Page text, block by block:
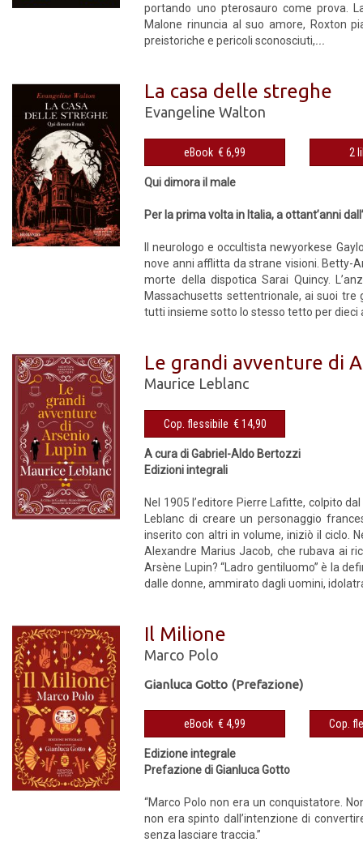
portando uno pterosauro come prova.
Malone rinuncia al suo amore, Roxton
preistoriche e pericoli sconosciuti,...
La casa delle streghe
Evangeline Walton
eBook € 6,99 2
Qui dimora il male
Per la prima volta in Italia, a ottant’anni
Il neurologo e occultista newyorkese
nove anni afflitta da strane visioni. Betty-
morte della dispotica Sarai Quincy.
Massachusetts settentrionale, ai suoi
tutti insieme sotto lo stesso tetto per dieci
Le grandi avventure di
Maurice Leblanc
Cop. flessibile € 14,90
A cura di Gabriel-Aldo Bertozzi
Edizioni integrali
Nel 1905 l’editore Pierre Lafitte, colpito
Leblanc di creare un personaggio
inserito con altri in volume, iniziò il ciclo.
Alexandre Marius Jacob, che rubava ai
Arsène Lupin? “Ladro gentiluomo” è la
dalle donne, ammirato dagli uomini,
Il Milione
Marco Polo
Gianluca Gotto (Prefazione)
eBook € 4,99
Edizione integrale
Prefazione di Gianluca Gotto
“Marco Polo non era un conquistatore.
non era spinto dall’intenzione di
senza lasciare traccia.”